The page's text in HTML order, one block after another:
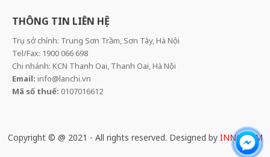
THÔNG TIN LIÊN HỆ
Trụ sở chính: Trung Sơn Trầm, Sơn Tây, Hà Nội
Tel/Fax: 1900 066 698
Chi nhánh: KCN Thanh Oai, Thanh Oai, Hà Nội
Email: info@lanchi.vn
Mã số thuế: 0107016612
Copyright © @ 2021 - All rights reserved. Designed by INNOCOM